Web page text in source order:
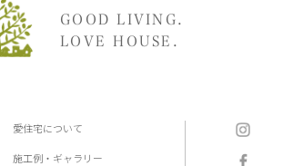
GOOD LIVING.
LOVE HOUSE.
愛住宅について
施工例・ギャラリー